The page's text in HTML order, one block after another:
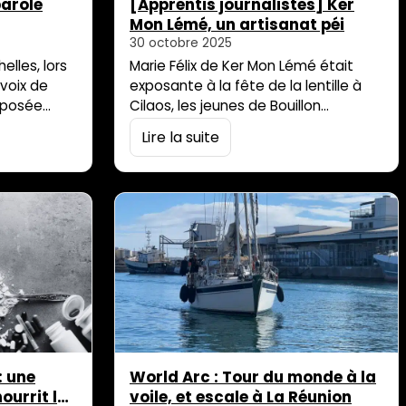
lors
de
pas
pour
Kréol
public a
[Apprentis journalistes] Ker
Mon Lémé, un artisanat péi
30 octobre 2025
Marie Félix de Ker Mon Lémé était
exposante à la fête de la lentille à
Cilaos, les jeunes de Bouillon
d’Aventures l’ont rencontrée et lui
ont posé quelques questions sur son
reportages réalisés par les jeunes du
séjour de vacances Bouillon
d’Aventures.Dans la semaine du 20
au 24 octobre […]
Lire la suite
une
les
World Arc : Tour du monde à la
voile, et escale à La Réunion